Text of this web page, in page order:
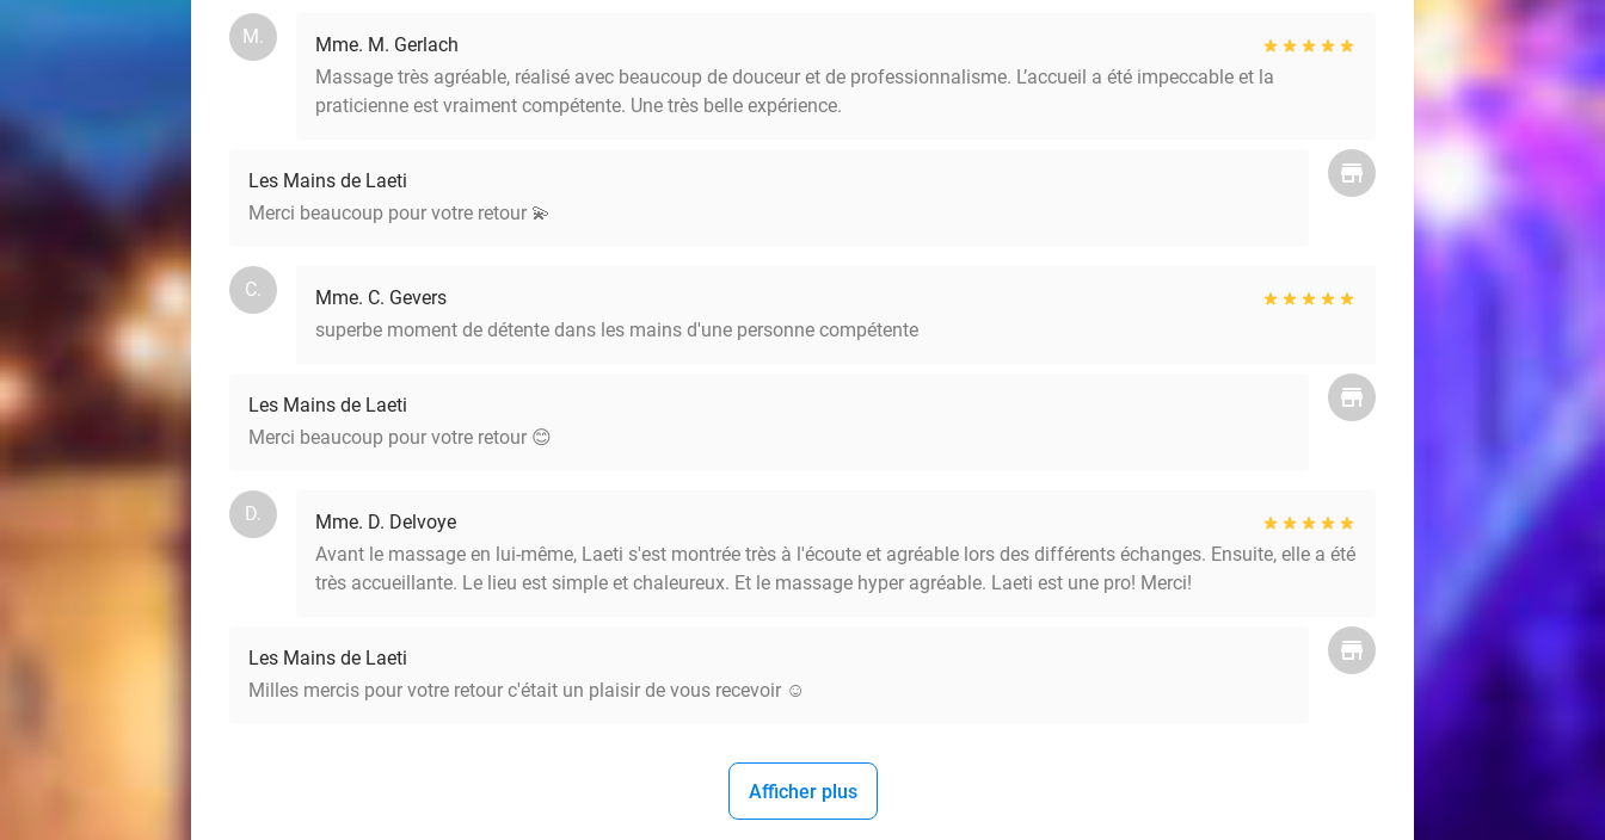
M.
Mme. M. Gerlach
Massage très agréable, réalisé avec beaucoup de douceur et de professionnalisme. L’accueil a été impeccable et la
praticienne est vraiment compétente. Une très belle expérience.
Les Mains de Laeti
Merci beaucoup pour votre retour 💫
C.
Mme. C. Gevers
superbe moment de détente dans les mains d'une personne compétente
Les Mains de Laeti
Merci beaucoup pour votre retour 😊
D.
Mme. D. Delvoye
Avant le massage en lui-même, Laeti s'est montrée très à l'écoute et agréable lors des différents échanges. Ensuite, elle a été
très accueillante. Le lieu est simple et chaleureux. Et le massage hyper agréable. Laeti est une pro! Merci!
Les Mains de Laeti
Milles mercis pour votre retour c'était un plaisir de vous recevoir ☺️
Afficher plus